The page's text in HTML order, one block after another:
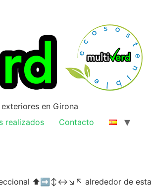
en Girona
realizados Contacto
⬆️➡️↕️↔️↘️↖️ alrededor de esta